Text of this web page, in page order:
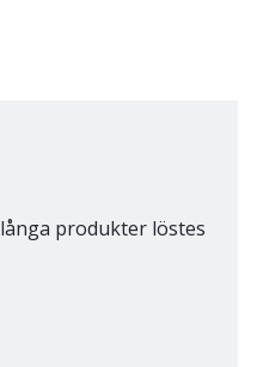
produkter löstes